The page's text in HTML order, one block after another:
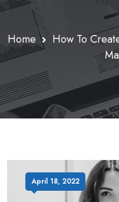
Home
How To
April 18, 2022